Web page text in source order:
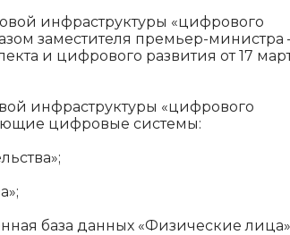
инфраструктуры «цифрового
заместителя премьер-
и цифрового развития от 17
инфраструктуры «цифрового
цифровые системы:
база данных «Физические